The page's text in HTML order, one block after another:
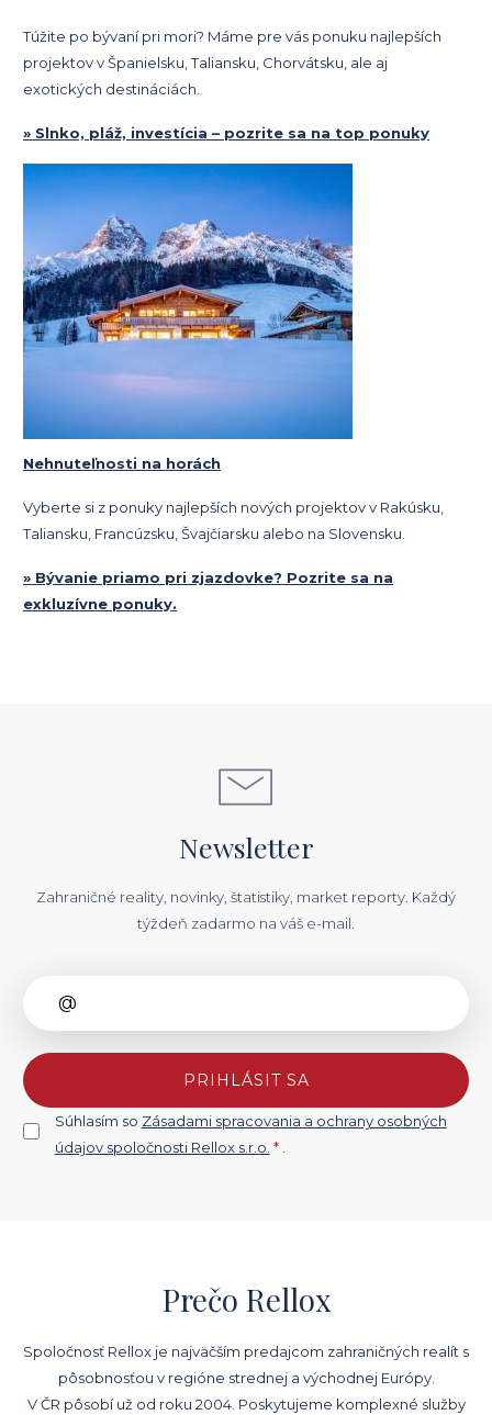
Túžite po bývaní pri mori? Máme pre vás ponuku najlepších
projektov v Španielsku, Taliansku, Chorvátsku, ale aj
exotických destináciách.
» Slnko, pláž, investícia – pozrite sa na top ponuky
Nehnuteľnosti na horách
Vyberte si z ponuky najlepších nových projektov v Rakúsku,
Taliansku, Francúzsku, Švajčiarsku alebo na Slovensku.
» Bývanie priamo pri zjazdovke? Pozrite sa na
exkluzívne ponuky.
Newsletter
Zahraničné reality, novinky, štatistiky, market reporty. Každý
týždeň zadarmo na váš e-mail.
PRIHLÁSIT SA
Súhlasím so Zásadami spracovania a ochrany osobných
údajov spoločnosti Rellox s.r.o. *
Prečo Rellox
Spoločnosť Rellox je najväčším predajcom zahraničných realít s
pôsobnosťou v regióne strednej a východnej Európy.
V ČR pôsobí už od roku 2004. Poskytujeme komplexné služby